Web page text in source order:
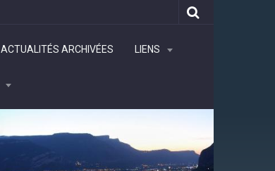
ACTUALITÉS ARCHIVÉES LIENS